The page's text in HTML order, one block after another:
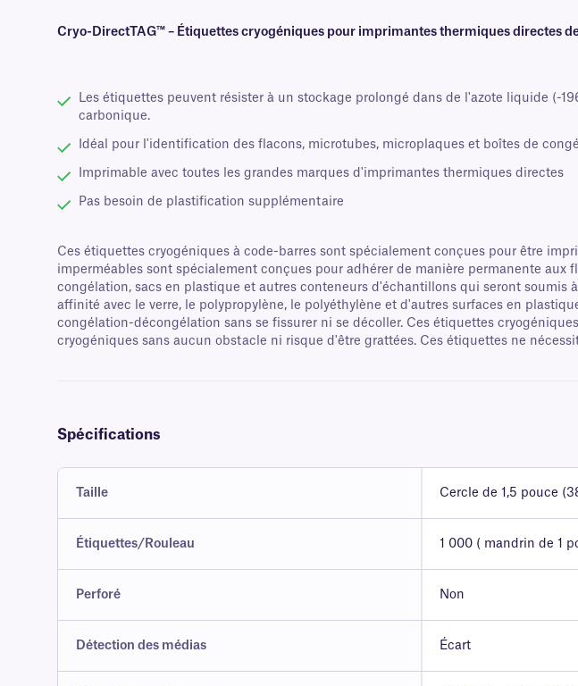
Cryo-DirectTAG™ – Étiquettes cryogéniques pour imprimantes thermiques directes
Les étiquettes peuvent résister à un stockage prolongé dans de l'azote liquide (-
carbonique.
Idéal pour l'identification des flacons, microtubes, microplaques et boîtes de
Imprimable avec toutes les grandes marques d'imprimantes thermiques directes
Pas besoin de plastification supplémentaire
Ces étiquettes cryogéniques à code-barres sont spécialement conçues pour être
imperméables sont spécialement conçues pour adhérer de manière permanente
congélation, sacs en plastique et autres conteneurs d'échantillons qui seront
affinité avec le verre, le polypropylène, le polyéthylène et d'autres surfaces en
congélation-décongélation sans se fissurer ni se décoller. Ces étiquettes
cryogéniques sans aucun obstacle ni risque d'être grattées. Ces étiquettes ne
Spécifications
Taille Cercle de 1,5 pouce
Étiquettes/Rouleau 1 000 ( mandrin de 1
Perforé Non
Détection des médias Écart